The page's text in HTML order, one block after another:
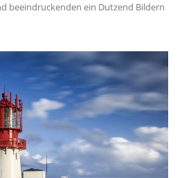
beeindruckenden ein Dutzend Bildern